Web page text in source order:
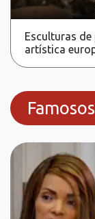
Esculturas
artística
Famosos